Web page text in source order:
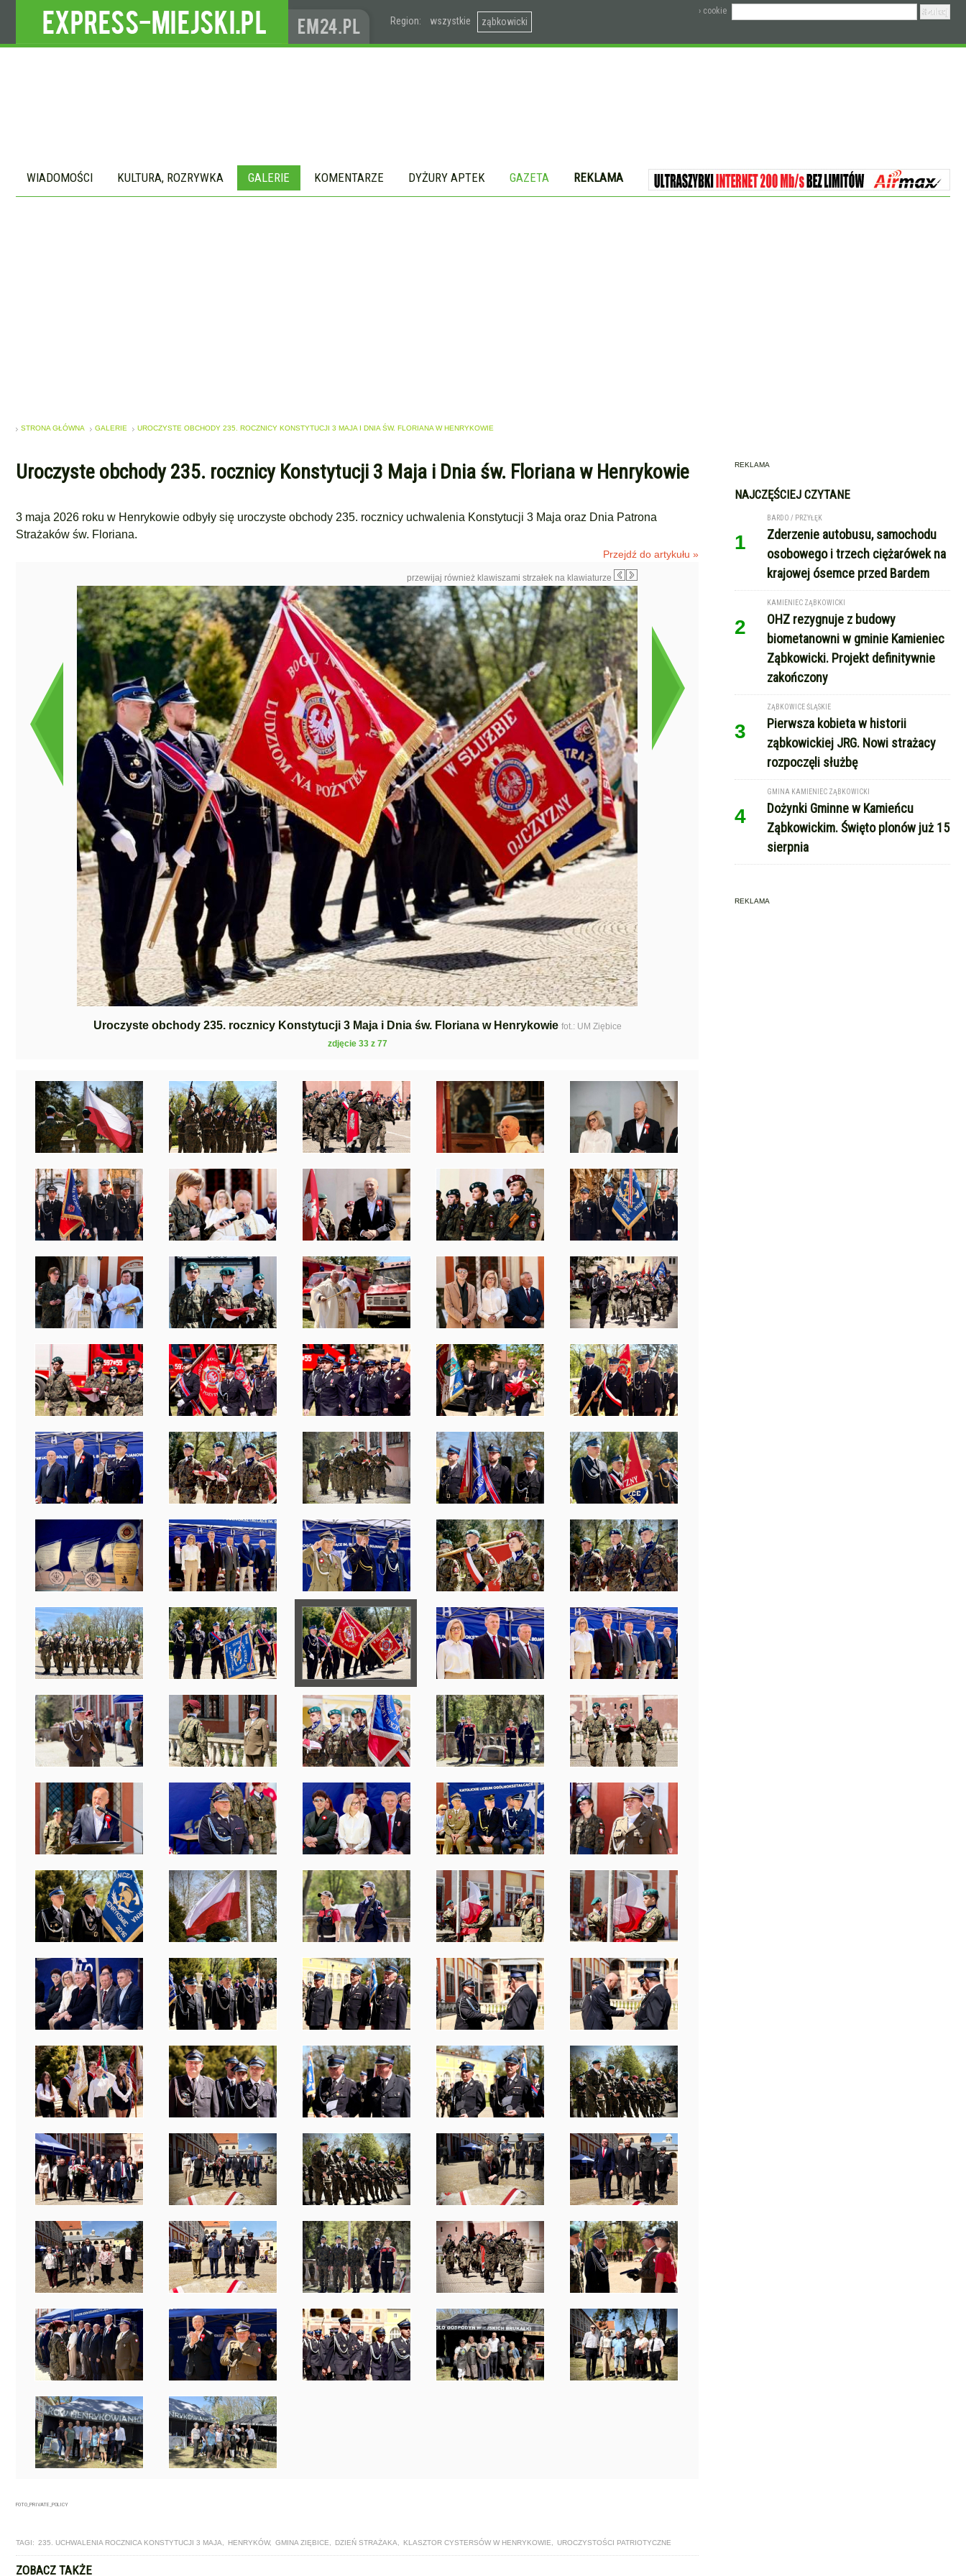
Region: wszystkie ząbkowicki
› cookie
WIADOMOŚCI KULTURA, ROZRYWKA GALERIE KOMENTARZE DYŻURY APTEK GAZETA REKLAMA
STRONA GŁÓWNA GALERIE UROCZYSTE OBCHODY 235. ROCZNICY KONSTYTUCJI 3 MAJA I DNIA ŚW. FLORIANA W HENRYKOWIE
Uroczyste obchody 235. rocznicy Konstytucji 3 Maja i Dnia św. Floriana w Henrykowie
3 maja 2026 roku w Henrykowie odbyły się uroczyste obchody 235. rocznicy uchwalenia Konstytucji 3 Maja oraz Dnia Patrona
Strażaków św. Floriana.
Przejdź do artykułu »
przewijaj również klawiszami strzałek na klawiaturze
Uroczyste obchody 235. rocznicy Konstytucji 3 Maja i Dnia św. Floriana w Henrykowie fot.: UM Ziębice
zdjęcie 33 z 77
FOTO_PRIVATE_POLICY
TAGI: 235. UCHWALENIA ROCZNICA KONSTYTUCJI 3 MAJA HENRYKÓW, GMINA ZIĘBICE DZIEŃ STRAŻAKA KLASZTOR CYSTERSÓW W HENRYKOWIE UROCZYSTOŚCI PATRIOTYCZNE
ZOBACZ TAKŻE
REKLAMA
NAJCZĘŚCIEJ CZYTANE
1
BARDO / PRZYŁĘK
Zderzenie autobusu, samochodu
osobowego i trzech ciężarówek na
krajowej ósemce przed Bardem
2
KAMIENIEC ZĄBKOWICKI
OHZ rezygnuje z budowy
biometanowni w gminie Kamieniec
Ząbkowicki. Projekt definitywnie
zakończony
3
ZĄBKOWICE ŚLĄSKIE
Pierwsza kobieta w historii
ząbkowickiej JRG. Nowi strażacy
rozpoczęli służbę
4
GMINA KAMIENIEC ZĄBKOWICKI
Dożynki Gminne w Kamieńcu
Ząbkowickim. Święto plonów już 15
sierpnia
REKLAMA